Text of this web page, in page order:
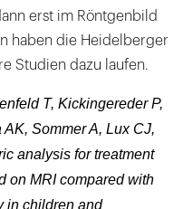
erst im Röntgenbild
haben die Heidelberger
Studien dazu laufen.
T, Kickingereder P,
Sommer A, Lux CJ,
analysis for treatment
on MRI compared with
in children and